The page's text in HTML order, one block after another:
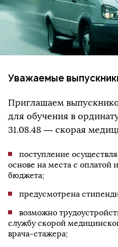
Уважаемые
Приглашаем
для обучения в
31.08.48 — скорая
поступление
основе на места с оплатой
бюджета;
предусмотрена
возможно
службу скорой
врача-стажера;